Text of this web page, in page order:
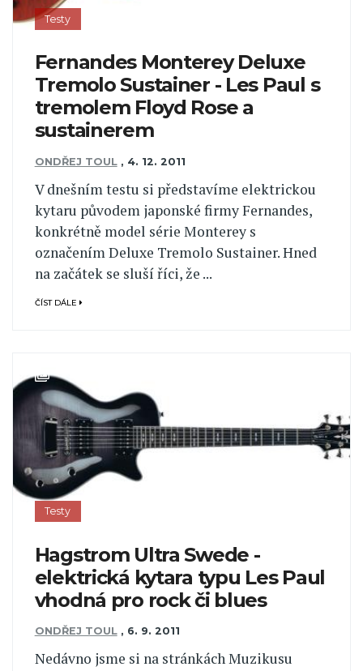
Testy
Fernandes Monterey Deluxe
Tremolo Sustainer - Les Paul s
tremolem Floyd Rose a
sustainerem
ONDŘEJ TOUL , 4. 12. 2011
V dnešním testu si představíme elektrickou
kytaru původem japonské firmy Fernandes,
konkrétně model série Monterey s
označením Deluxe Tremolo Sustainer. Hned
na začátek se sluší říci, že ...
ČÍST DÁLE
Testy
Hagstrom Ultra Swede -
elektrická kytara typu Les Paul
vhodná pro rock či blues
ONDŘEJ TOUL , 6. 9. 2011
Nedávno jsme si na stránkách Muzikusu